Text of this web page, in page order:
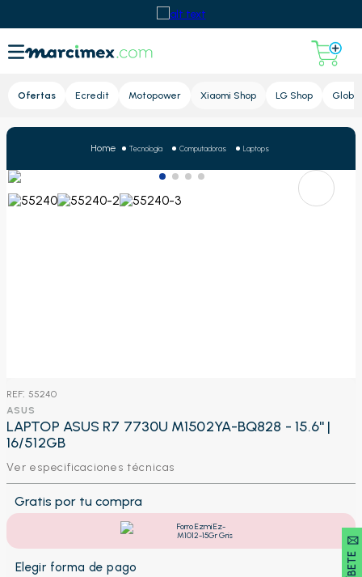
Ofertas Ecredit Motopower Xiaomi Shop LG Shop Global
Tecnología Computadoras Laptops
: 55240
ASUS
LAPTOP ASUS R7 7730U M1502YA-BQ828 - 15.6'' |
16/512GB
Ver especificaciones técnicas
Gratis por tu compra
Forro Ezmi Ez-
M1012-15Gr Gris
Elegir forma de pago